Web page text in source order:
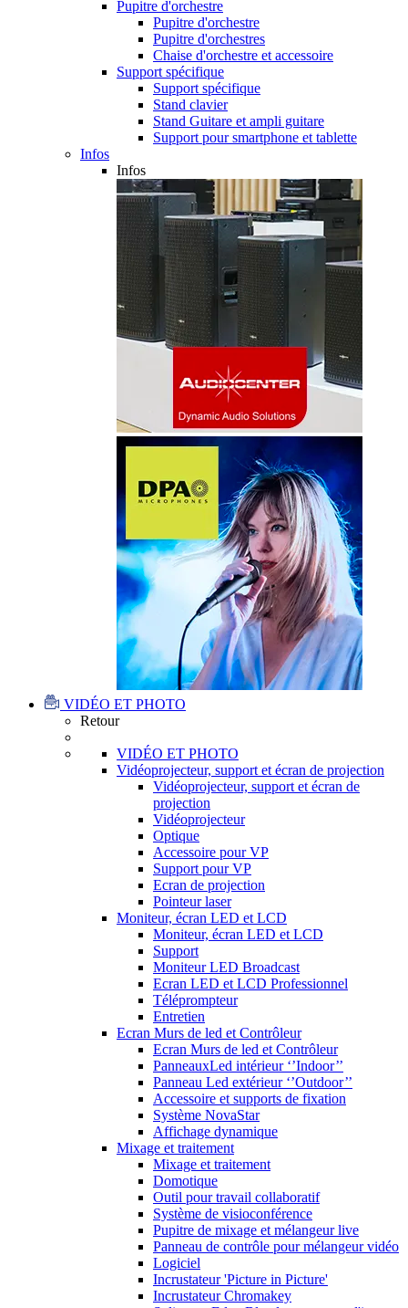
Pupitre d'orchestre
Pupitre d'orchestre
Pupitre d'orchestres
Chaise d'orchestre et accessoire
Support spécifique
Support spécifique
Stand clavier
Stand Guitare et ampli guitare
Support pour smartphone et tablette
Infos
Infos
VIDÉO ET PHOTO
Retour
VIDÉO ET PHOTO
Vidéoprojecteur, support et écran de projection
Vidéoprojecteur, support et écran de
projection
Vidéoprojecteur
Optique
Accessoire pour VP
Support pour VP
Ecran de projection
Pointeur laser
Moniteur, écran LED et LCD
Moniteur, écran LED et LCD
Support
Moniteur LED Broadcast
Ecran LED et LCD Professionnel
Téléprompteur
Entretien
Ecran Murs de led et Contrôleur
Ecran Murs de led et Contrôleur
PanneauxLed intérieur ‘’Indoor’’
Panneau Led extérieur ‘’Outdoor’’
Accessoire et supports de fixation
Système NovaStar
Affichage dynamique
Mixage et traitement
Mixage et traitement
Domotique
Outil pour travail collaboratif
Système de visioconférence
Pupitre de mixage et mélangeur live
Panneau de contrôle pour mélangeur vidéo
Logiciel
Incrustateur 'Picture in Picture'
Incrustateur Chromakey